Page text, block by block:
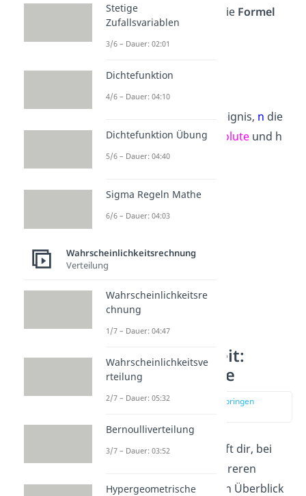
Mathematisch kannst du die Formel
aufschreiben:
Dabei bezeichnet A das Ereignis, n die
Versuchsanzahl, Hdieabsolute und h
die relative Häufigkeit.
Relative Häufigkeit:
Häufigkeitstabelle
zur Stelle im Video springen
EineHäufigkeitstabelle
hilft dir, bei
einem Experiment mit mehreren
möglichen Ergebnissen den Überblick
Stetige
Zufallsvariablen
3/6 – Dauer: 02:01
Dichtefunktion
4/6 – Dauer: 04:10
Dichtefunktion Übung
5/6 – Dauer: 04:40
Sigma Regeln Mathe
6/6 – Dauer: 04:03
Wahrscheinlichkeitsrechnung
Verteilung
Wahrscheinlichkeitsre
chnung
1/7 – Dauer: 04:47
Wahrscheinlichkeitsve
rteilung
2/7 – Dauer: 05:32
Bernoulliverteilung
3/7 – Dauer: 03:52
Hypergeometrische